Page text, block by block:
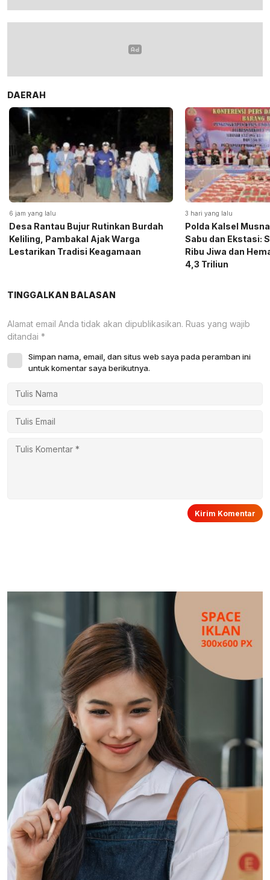
DAERAH
6 jam yang lalu
Desa Rantau Bujur Rutinkan Burdah
Keliling, Pambakal Ajak Warga
Lestarikan Tradisi Keagamaan
3 hari yang lalu
Polda Kalsel
Sabu dan Ekstasi:
Ribu Jiwa dan
4,3 Triliun
TINGGALKAN BALASAN
Alamat email Anda tidak akan dipublikasikan. Ruas yang wajib
ditandai *
Simpan nama, email, dan situs web saya pada peramban ini
untuk komentar saya berikutnya.